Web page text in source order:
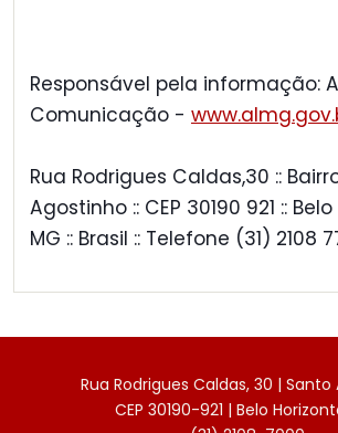
Responsável pela informação:
Comunicação -
Rua Rodrigues Caldas,30 ::
Agostinho :: CEP 30190 921 ::
MG :: Brasil :: Telefone (31) 2108
Rua Rodrigues Caldas, 30 |
CEP 30190-921 | Belo